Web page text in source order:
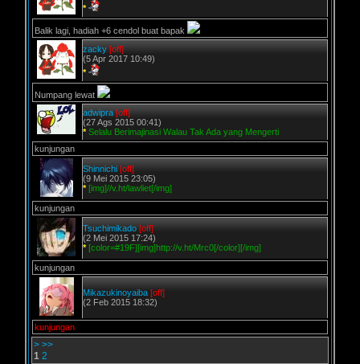
*
Balik lagi, hadiah +6 cendol buat bapak
zacky [off]
(5 Apr 2017 10:49)
*
Numpang lewat
adwipra [off]
(27 Ags 2015 00:41)
* Selalu Berimajinasi Walau Tak Ada yang Mengerti
kunjungan
Shinnichi [off]
(9 Mei 2015 23:05)
* [img]//v.ht/lawliet[/img]
kunjungan
Tsuchimikado [off]
(2 Mei 2015 17:24)
* [color=#19F][img]http://v.ht/Mrc0[/color][/img]
kunjungan
Mikazukinoyaiba [off]
(2 Feb 2015 18:32)
kunjungan
> >>
1 2